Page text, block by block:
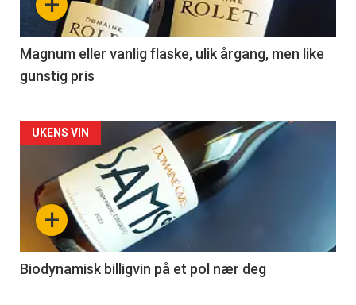
3
Magnum eller vanlig flaske, ulik årgang, men like
gunstig pris
Forsiden
akkurat
nå
4
+
UKENS VIN
Biodynamisk billigvin på et pol nær deg